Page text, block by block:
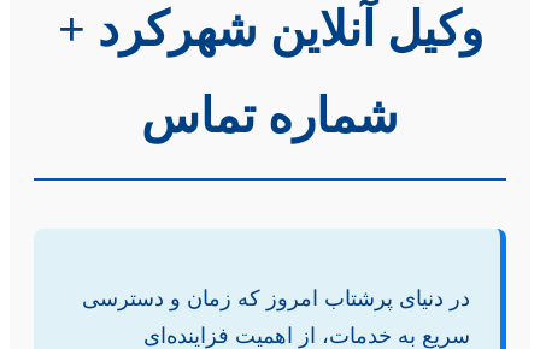
وکیل آنلاین شهرکرد +
شماره تماس
در دنیای پرشتاب امروز که زمان و دسترسی
سریع به خدمات، از اهمیت فزاینده‌ای